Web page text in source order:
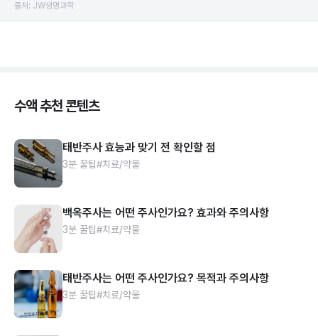
출처: JW생명과학
수액 추천 콘텐츠
태반주사 효능과 맞기 전 확인할 점
3분 꿀팁#치료/약물
백옥주사는 어떤 주사인가요? 효과와 주의사항
3분 꿀팁#치료/약물
태반주사는 어떤 주사인가요? 목적과 주의사항
3분 꿀팁#치료/약물